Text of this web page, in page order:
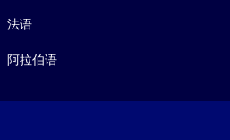
法语
阿拉伯语